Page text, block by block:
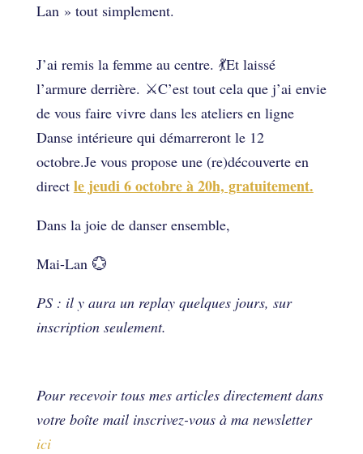
Lan » tout simplement.
J’ai remis la femme au centre. 💃Et laissé
l’armure derrière. ⚔C’est tout cela que j’ai envie
de vous faire vivre dans les ateliers en ligne
Danse intérieure qui démarreront le 12
octobre.Je vous propose une (re)découverte en
direct le jeudi 6 octobre à 20h, gratuitement.
Dans la joie de danser ensemble,
Mai-Lan 💮
PS : il y aura un replay quelques jours, sur
inscription seulement.
Pour recevoir tous mes articles directement dans
votre boîte mail inscrivez-vous à ma newsletter
ici